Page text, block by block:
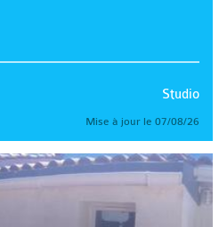
Studio
Mise à jour le 07/08/26